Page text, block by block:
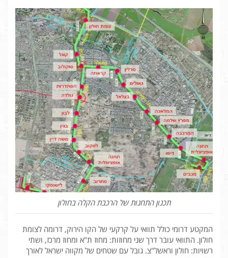
תכנון התחנות של הרכבת הקלה בחולון
המקטע דרומי כולל תוואי על קרקעי של הקו הירוק, דרומה לצומת
חולון. התוואי עובר דרך שני מחוזות: מחוז ת"א ומחוז מרכז, ושתי
רשויות: חולון וראשל"צ. גובל עם שטחים של מקווה ישראל לאורך